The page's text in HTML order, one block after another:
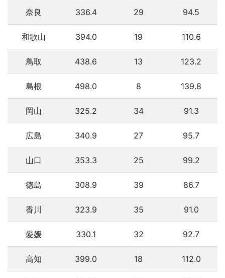
奈良 336.4 29 94.5
和歌山 394.0 19 110.6
鳥取 438.6 13 123.2
島根 498.0 8 139.8
岡山 325.2 34 91.3
広島 340.9 27 95.7
山口 353.3 25 99.2
徳島 308.9 39 86.7
香川 323.9 35 91.0
愛媛 330.1 32 92.7
高知 399.0 18 112.0